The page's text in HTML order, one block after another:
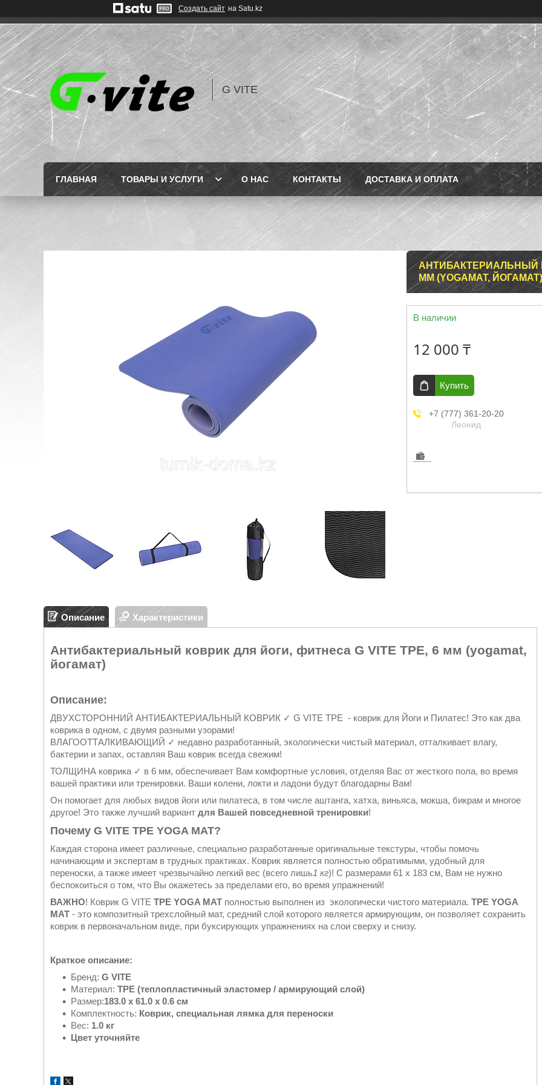
Создать сайт на Satu.kz
G VITE
ГЛАВНАЯ ТОВАРЫ И УСЛУГИ О НАС КОНТАКТЫ ДОСТАВКА И ОПЛАТА
АНТИБАКТЕРИАЛЬНЫЙ
ММ (YOGAMAT, ЙОГАМАТ)
В наличии
12 000 ₸
Купить
+7 (777) 361-20-20
Леонид
Описание Характеристики
Антибактериальный коврик для йоги, фитнеса G VITE TPE, 6 мм (yogamat,
йогамат)
Описание:
ДВУХСТОРОННИЙ АНТИБАКТЕРИАЛЬНЫЙ КОВРИК ✓ G VITE TPE - коврик для Йоги и Пилатес! Это как два
коврика в одном, с двумя разными узорами!
ВЛАГООТТАЛКИВАЮЩИЙ ✓ недавно разработанный, экологически чистый материал, отталкивает влагу,
бактерии и запах, оставляя Ваш коврик всегда свежим!
ТОЛЩИНА коврика ✓ в 6 мм, обеспечивает Вам комфортные условия, отделяя Вас от жесткого пола, во время
вашей практики или тренировки. Ваши колени, локти и ладони будут благодарны Вам!
Он помогает для любых видов йоги или пилатеса, в том числе аштанга, хатха, виньяса, мокша, бикрам и многое
другое! Это также лучший вариант для Вашей повседневной тренировки!
Почему G VITE TPE​ YOGA MAT?
Каждая сторона имеет различные, специально разработанные оригинальные текстуры, чтобы помочь
начинающим и экспертам в трудных практиках. Коврик является полностью обратимыми, удобный для
переноски, а также имеет чрезвычайно легкий вес (всего лишь1 кг)! С размерами 61 х 183 см, Вам не нужно
беспокоиться о том, что Вы окажетесь за пределами его, во время упражнений!
ВАЖНО! Коврик G VITE TPE​ YOGA MAT полностью выполнен из экологически чистого материала. TPE​ YOGA
MAT - это композитный трехслойный мат, средний слой которого является армирующим, он позволяет сохранить
коврик в первоначальном виде, при буксирующих упражнениях на слои сверху и снизу.
Краткое описание:
Бренд: G VITE
Материал: TPE (теплопластичный эластомер / армирующий слой)
Размер:183.0 х 61.0 х 0.6 см
Комплектность: Коврик, специальная лямка для переноски
Вес: 1.0 кг
Цвет уточняйте